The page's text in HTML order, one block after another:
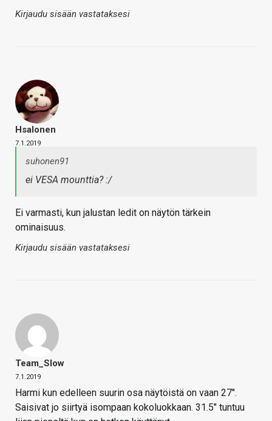
Kirjaudu sisään vastataksesi
Hsalonen
7.1.2019
suhonen91
ei VESA mounttia? :/
Ei varmasti, kun jalustan ledit on näytön tärkein
ominaisuus.
Kirjaudu sisään vastataksesi
Team_Slow
7.1.2019
Harmi kun edelleen suurin osa näytöistä on vaan 27″.
Saisivat jo siirtyä isompaan kokoluokkaan. 31.5″ tuntuu